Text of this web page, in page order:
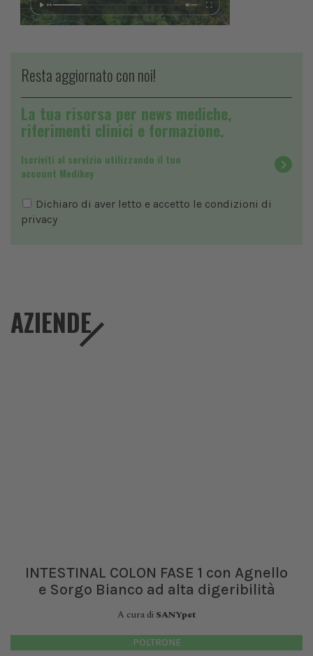
Resta aggiornato con noi!
La tua risorsa per news mediche,
riferimenti clinici e formazione.
Iscriviti al servizio utilizzando il tuo
account Medikey
Dichiaro di aver letto e accetto le condizioni di
privacy
AZIENDE
INTESTINAL COLON FASE 1 con Agnello
e Sorgo Bianco ad alta digeribilità
A cura di SANYpet
POLTRONE